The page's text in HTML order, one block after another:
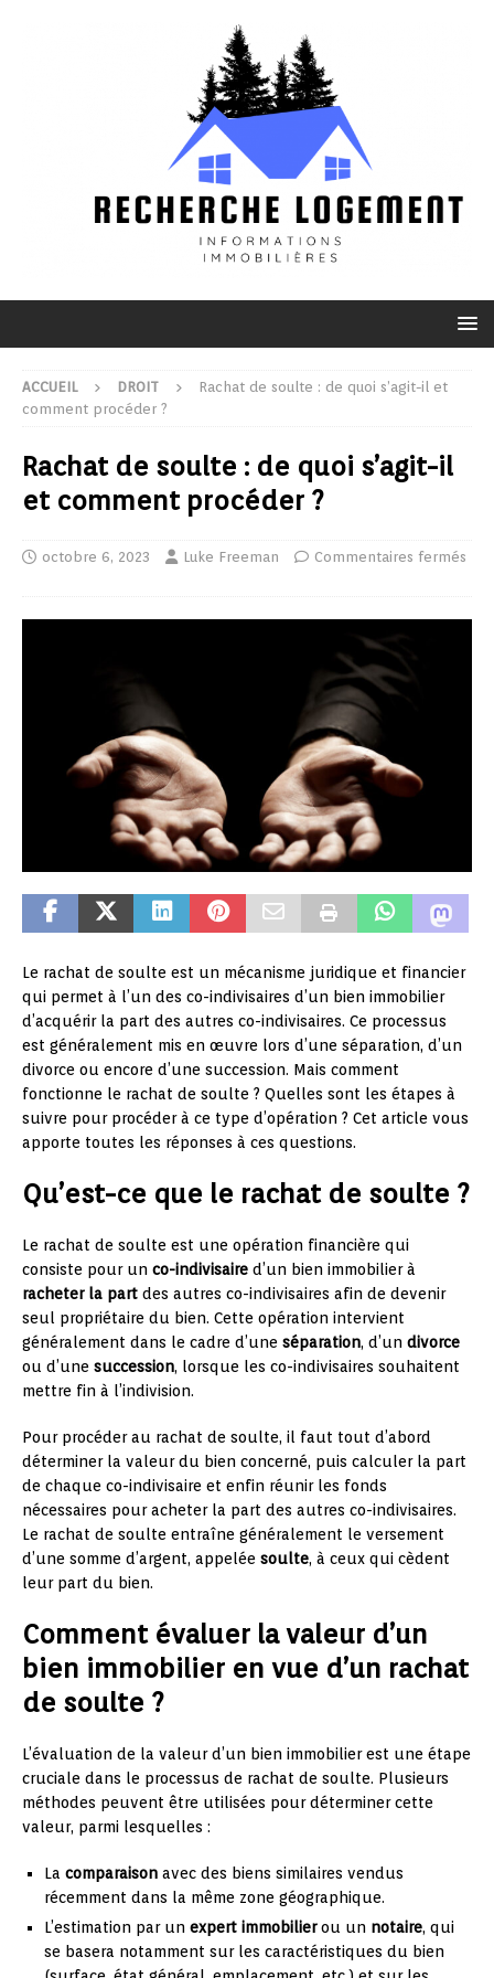
ACCUEIL DROIT
Rachat de soulte : de quoi s’agit-il et
comment procéder ?
Rachat de soulte : de quoi s’agit-il
et comment procéder ?
octobre 6, 2023 Luke Freeman Commentaires fermés
Le rachat de soulte est un mécanisme juridique et financier
qui permet à l’un des co-indivisaires d’un bien immobilier
d’acquérir la part des autres co-indivisaires. Ce processus
est généralement mis en œuvre lors d’une séparation, d’un
divorce ou encore d’une succession. Mais comment
fonctionne le rachat de soulte ? Quelles sont les étapes à
suivre pour procéder à ce type d’opération ? Cet article vous
apporte toutes les réponses à ces questions.
Qu’est-ce que le rachat de soulte ?
Le rachat de soulte est une opération financière qui
consiste pour un co-indivisaire d’un bien immobilier à
racheter la part des autres co-indivisaires afin de devenir
seul propriétaire du bien. Cette opération intervient
généralement dans le cadre d’une séparation, d’un divorce
ou d’une succession, lorsque les co-indivisaires souhaitent
mettre fin à l’indivision.
Pour procéder au rachat de soulte, il faut tout d’abord
déterminer la valeur du bien concerné, puis calculer la part
de chaque co-indivisaire et enfin réunir les fonds
nécessaires pour acheter la part des autres co-indivisaires.
Le rachat de soulte entraîne généralement le versement
d’une somme d’argent, appelée soulte, à ceux qui cèdent
leur part du bien.
Comment évaluer la valeur d’un
bien immobilier en vue d’un rachat
de soulte ?
L’évaluation de la valeur d’un bien immobilier est une étape
cruciale dans le processus de rachat de soulte. Plusieurs
méthodes peuvent être utilisées pour déterminer cette
valeur, parmi lesquelles :
La comparaison avec des biens similaires vendus
récemment dans la même zone géographique.
L’estimation par un expert immobilierou un notaire, qui
se basera notamment sur les caractéristiques du bien